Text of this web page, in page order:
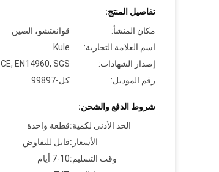
تفاصيل المنتج:
مكان المنشأ:
قوانغتشو، الصين
اسم العلامة التجارية:
Kule
إصدار الشهادات:
CE, EN14960, SGS
رقم الموديل:
كل-99897
شروط الدفع والشحن:
الحد الأدنى لكمية:قطعة واحدة
الأسعار:قابل للتفاوض
وقت التسليم:7-10 أيام